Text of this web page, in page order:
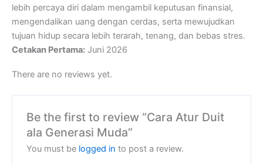
lebih percaya diri dalam mengambil keputusan finansial,
mengendalikan uang dengan cerdas, serta mewujudkan
tujuan hidup secara lebih terarah, tenang, dan bebas stres.
Cetakan Pertama: Juni 2026
There are no reviews yet.
Be the first to review “Cara Atur Duit
ala Generasi Muda”
You must be logged in to post a review.